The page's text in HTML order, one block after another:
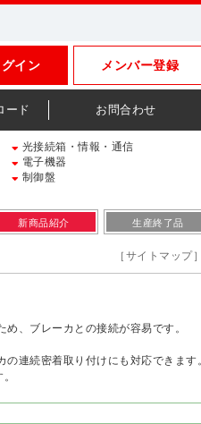
メンバー登録
グイン
ード お問合わせ
光接続箱・情報・通信
電子機器
制御盤
新商品紹介 生産終了品
［サイトマップ］
、ブレーカとの接続が容易です。
連続密着取り付けにも対応できます。